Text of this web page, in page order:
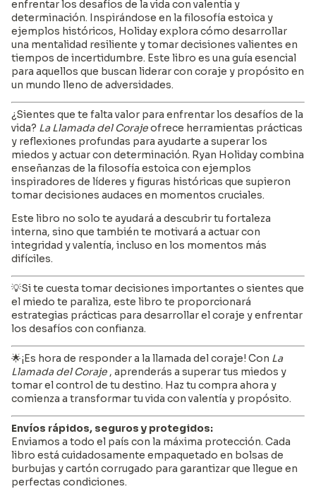
enfrentar los desafíos de la vida con valentía y
determinación. Inspirándose en la filosofía estoica y
ejemplos históricos, Holiday explora cómo desarrollar
una mentalidad resiliente y tomar decisiones valientes en
tiempos de incertidumbre. Este libro es una guía esencial
para aquellos que buscan liderar con coraje y propósito en
un mundo lleno de adversidades.
¿Sientes que te falta valor para enfrentar los desafíos de la
vida? La Llamada del Corajeofrece herramientas prácticas
y reflexiones profundas para ayudarte a superar los
miedos y actuar con determinación. Ryan Holiday combina
enseñanzas de la filosofía estoica con ejemplos
inspiradores de líderes y figuras históricas que supieron
tomar decisiones audaces en momentos cruciales.
Este libro no solo te ayudará a descubrir tu fortaleza
interna, sino que también te motivará a actuar con
integridad y valentía, incluso en los momentos más
difíciles.
💡Si te cuesta tomar decisiones importantes o sientes que
el miedo te paraliza, este libro te proporcionará
estrategias prácticas para desarrollar el coraje y enfrentar
los desafíos con confianza.
🌟¡Es hora de responder a la llamada del coraje! Con La
Llamada del Coraje , aprenderás a superar tus miedos y
tomar el control de tu destino. Haz tu compra ahora y
comienza a transformar tu vida con valentía y propósito.
Envíos rápidos, seguros y protegidos:
Enviamos a todo el país con la máxima protección. Cada
libro está cuidadosamente empaquetado en bolsas de
burbujas y cartón corrugado para garantizar que llegue en
perfectas condiciones.